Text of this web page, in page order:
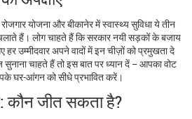
योजना और बीकानेर में स्वास्थ्य सुविधा ये तीन
हैं। लोग चाहते हैं कि सरकार नयी सड़कों के बजाय
हर उम्मीदवार अपने वादों में इन चीज़ों को प्रमुखता दे
चाहते हैं तो इस बात पर ध्यान दें – आपका वोट
घर-आंगन को सीधे प्रभावित करें।
कौन जीत सकता है?